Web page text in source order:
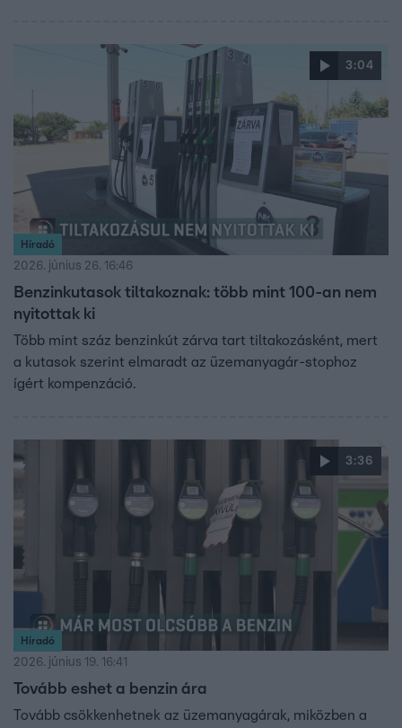
3:04
Híradó
2026. június 26. 16:46
Benzinkutasok tiltakoznak: több mint 100-an nem
nyitottak ki
Több mint száz benzinkút zárva tart tiltakozásként, mert
a kutasok szerint elmaradt az üzemanyagár-stophoz
ígért kompenzáció.
3:36
Híradó
2026. június 19. 16:41
Tovább eshet a benzin ára
Tovább csökkenhetnek az üzemanyagárak, miközben a